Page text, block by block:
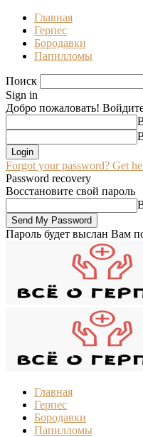
Главная
Герпес
Бородавки
Папилломы
Поиск
Sign in
Добро пожаловать!
Forgot your password? Get
Password recovery
Восстановите свой пароль
Пароль будет выслан Вам
Главная
Герпес
Бородавки
Папилломы